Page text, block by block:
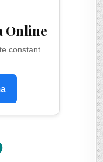
Online
constant.